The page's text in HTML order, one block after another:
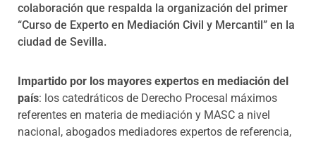
colaboración que respalda la organización del primer
“Curso de Experto en Mediación Civil y Mercantil” en la
ciudad de Sevilla.
Impartido por los mayores expertos en mediación del
país: los catedráticos de Derecho Procesal máximos
referentes en materia de mediación y MASC a nivel
nacional, abogados mediadores expertos de referencia,